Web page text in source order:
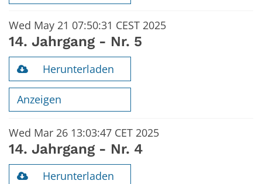
Wed May 21 07:50:31 CEST 2025
14. Jahrgang - Nr. 5
Herunterladen
Anzeigen
Wed Mar 26 13:03:47 CET 2025
14. Jahrgang - Nr. 4
Herunterladen